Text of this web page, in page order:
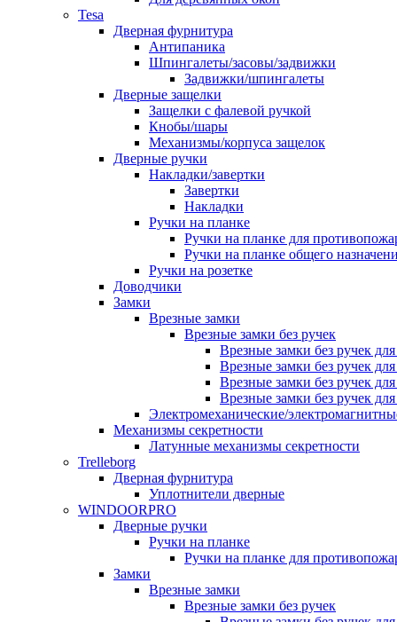
Tesa
Дверная фурнитура
Антипаника
Шпингалеты/засовы/задвижки
Задвижки/шпингалеты
Дверные защелки
Защелки с фалевой ручкой
Кнобы/шары
Механизмы/корпуса защелок
Дверные ручки
Накладки/завертки
Завертки
Накладки
Ручки на планке
Ручки на планке для
Ручки на планке общего
Ручки на розетке
Доводчики
Замки
Врезные замки
Врезные замки без ручек
Врезные замки без ручек
Врезные замки без ручек
Врезные замки без ручек
Врезные замки без ручек
Электромеханические/
Механизмы секретности
Латунные механизмы секретности
Trelleborg
Дверная фурнитура
Уплотнители дверные
WINDOORPRO
Дверные ручки
Ручки на планке
Ручки на планке для
Замки
Врезные замки
Врезные замки без ручек